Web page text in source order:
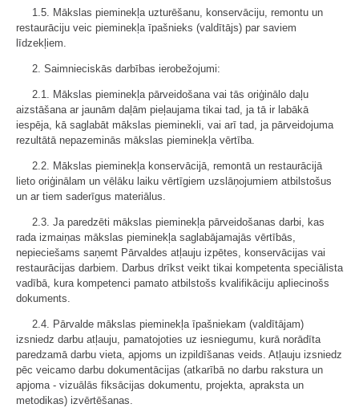
1.5. Mākslas pieminekļa uzturēšanu, konservāciju, remontu un
restaurāciju veic pieminekļa īpašnieks (valdītājs) par saviem
līdzekļiem.
2. Saimnieciskās darbības ierobežojumi:
2.1. Mākslas pieminekļa pārveidošana vai tās oriģinālo daļu
aizstāšana ar jaunām daļām pieļaujama tikai tad, ja tā ir labākā
iespēja, kā saglabāt mākslas pieminekli, vai arī tad, ja pārveidojuma
rezultātā nepazeminās mākslas pieminekļa vērtība.
2.2. Mākslas pieminekļa konservācijā, remontā un restaurācijā
lieto oriģinālam un vēlāku laiku vērtīgiem uzslāņojumiem atbilstošus
un ar tiem saderīgus materiālus.
2.3. Ja paredzēti mākslas pieminekļa pārveidošanas darbi, kas
rada izmaiņas mākslas pieminekļa saglabājamajās vērtībās,
nepieciešams saņemt Pārvaldes atļauju izpētes, konservācijas vai
restaurācijas darbiem. Darbus drīkst veikt tikai kompetenta speciālista
vadībā, kura kompetenci pamato atbilstošs kvalifikāciju apliecinošs
dokuments.
2.4. Pārvalde mākslas pieminekļa īpašniekam (valdītājam)
izsniedz darbu atļauju, pamatojoties uz iesniegumu, kurā norādīta
paredzamā darbu vieta, apjoms un izpildīšanas veids. Atļauju izsniedz
pēc veicamo darbu dokumentācijas (atkarībā no darbu rakstura un
apjoma - vizuālās fiksācijas dokumentu, projekta, apraksta un
metodikas) izvērtēšanas.